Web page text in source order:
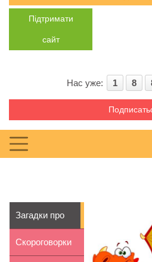
Підтримати
сайт
Нас уже: 1 8
Загадки про
Дракона для
Скороговорки